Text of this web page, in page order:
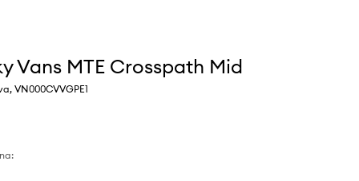
Vans MTE Crosspath Mid
VN000CVVGPE1